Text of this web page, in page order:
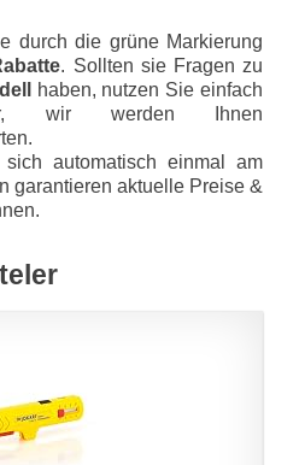
durch die grüne Markierung
. Sollten sie Fragen zu
haben, nutzen Sie einfach
wir werden Ihnen
automatisch einmal am
garantieren aktuelle Preise &